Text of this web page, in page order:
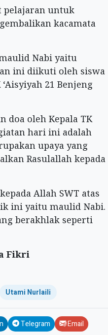
pelajaran untuk
kacamata
Nabi yaitu
ini diikuti oleh siswa
21 Benjeng
doa oleh Kepala TK
hari ini adalah
upaya yang
Rasulallah kepada
Allah SWT atas
ini yaitu maulid Nabi.
berakhlak seperti
Fikri
Utami Nurlaili
Telegram Email